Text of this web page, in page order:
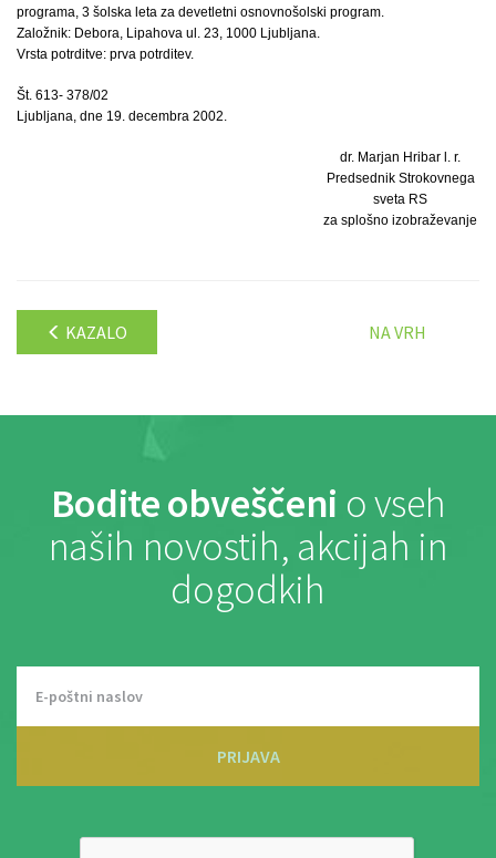
programa, 3 šolska leta za devetletni osnovnošolski program.
Založnik: Debora, Lipahova ul. 23, 1000 Ljubljana.
Vrsta potrditve: prva potrditev.
Št. 613- 378/02
Ljubljana, dne 19. decembra 2002.
dr. Marjan Hribar l. r.
Predsednik Strokovnega
sveta RS
za splošno izobraževanje
KAZALO NA VRH
Bodite obveščeni o vseh
naših novostih, akcijah in
dogodkih
PRIJAVA